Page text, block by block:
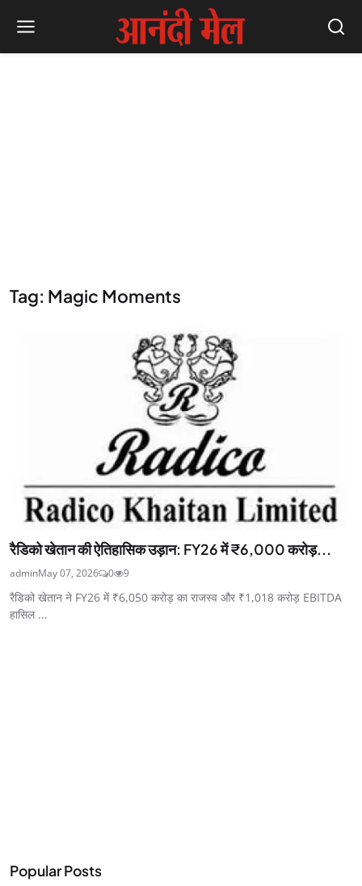
Tag: Magic Moments
रैडिको खेतान की ऐतिहासिक उड़ान: FY26 में ₹6,000 करोड़...
adminMay 07, 2026 0 9
रैडिको खेतान ने FY26 में ₹6,050 करोड़ का राजस्व और ₹1,018 करोड़ EBITDA
हासिल ...
Popular Posts